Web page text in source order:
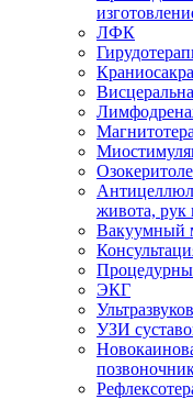
ЛФК
живота, рук
Вакуумный
ЭКГ
УЗИ